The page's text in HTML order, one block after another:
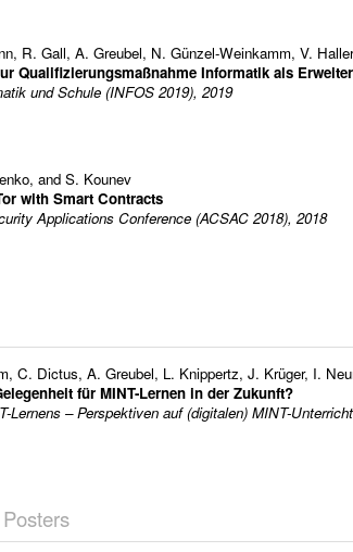
, R. Gall, A. Greubel, N. Günzel-Weinkamm, V. Haller
Qualifizierungsmaßnahme Informatik als
und Schule (INFOS 2019), 2019
, and S. Kounev
with Smart Contracts
Applications Conference (ACSAC 2018), 2018
, C. Dictus, A. Greubel, L. Knippertz, J. Krüger, I.
für MINT-Lernen in der Zukunft?
Lernens – Perspektiven auf (digitalen) MINT-